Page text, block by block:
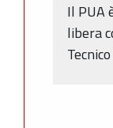
Il PUA
libera